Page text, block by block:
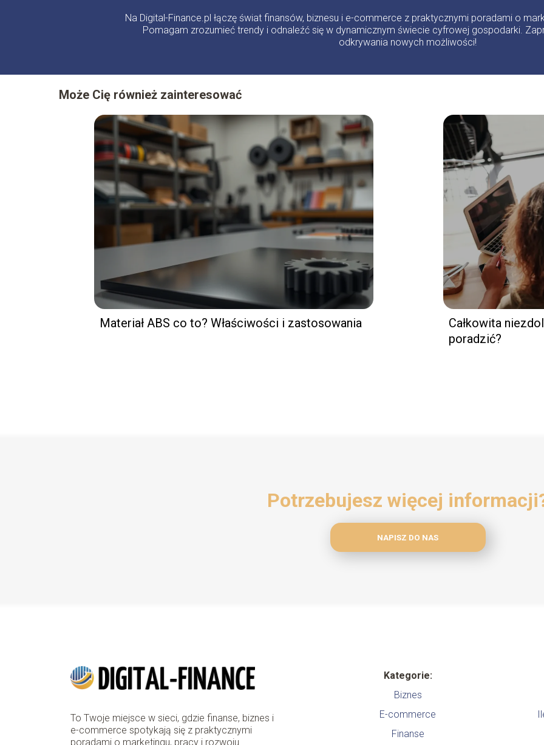
Na Digital-Finance.pl łączę świat finansów, biznesu i e-commerce z praktycznymi poradami o
Pomagam zrozumieć trendy i odnaleźć się w dynamicznym świecie cyfrowej gospodarki.
odkrywania nowych możliwości!
Może Cię również zainteresować
Materiał ABS co to? Właściwości i zastosowania
Całkowita
poradzić?
Potrzebujesz więcej
NAPISZ DO NAS
To Twoje miejsce w sieci, gdzie finanse, biznes i
e-commerce spotykają się z praktycznymi
poradami o marketingu, pracy i rozwoju
Kategorie:
Biznes
E-commerce
Finanse